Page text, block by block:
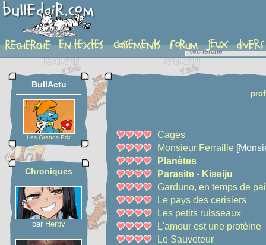
chroniques_profil
BullActu
Les Grands Prix
Chroniques
par Herbv
Cages
Monsieur Ferraille
Planètes
Parasite - Kiseiju
Garduno, en temps de
Le pays des cerisiers
Les petits ruisseaux
L'amour est une protéine
Le Sauveteur